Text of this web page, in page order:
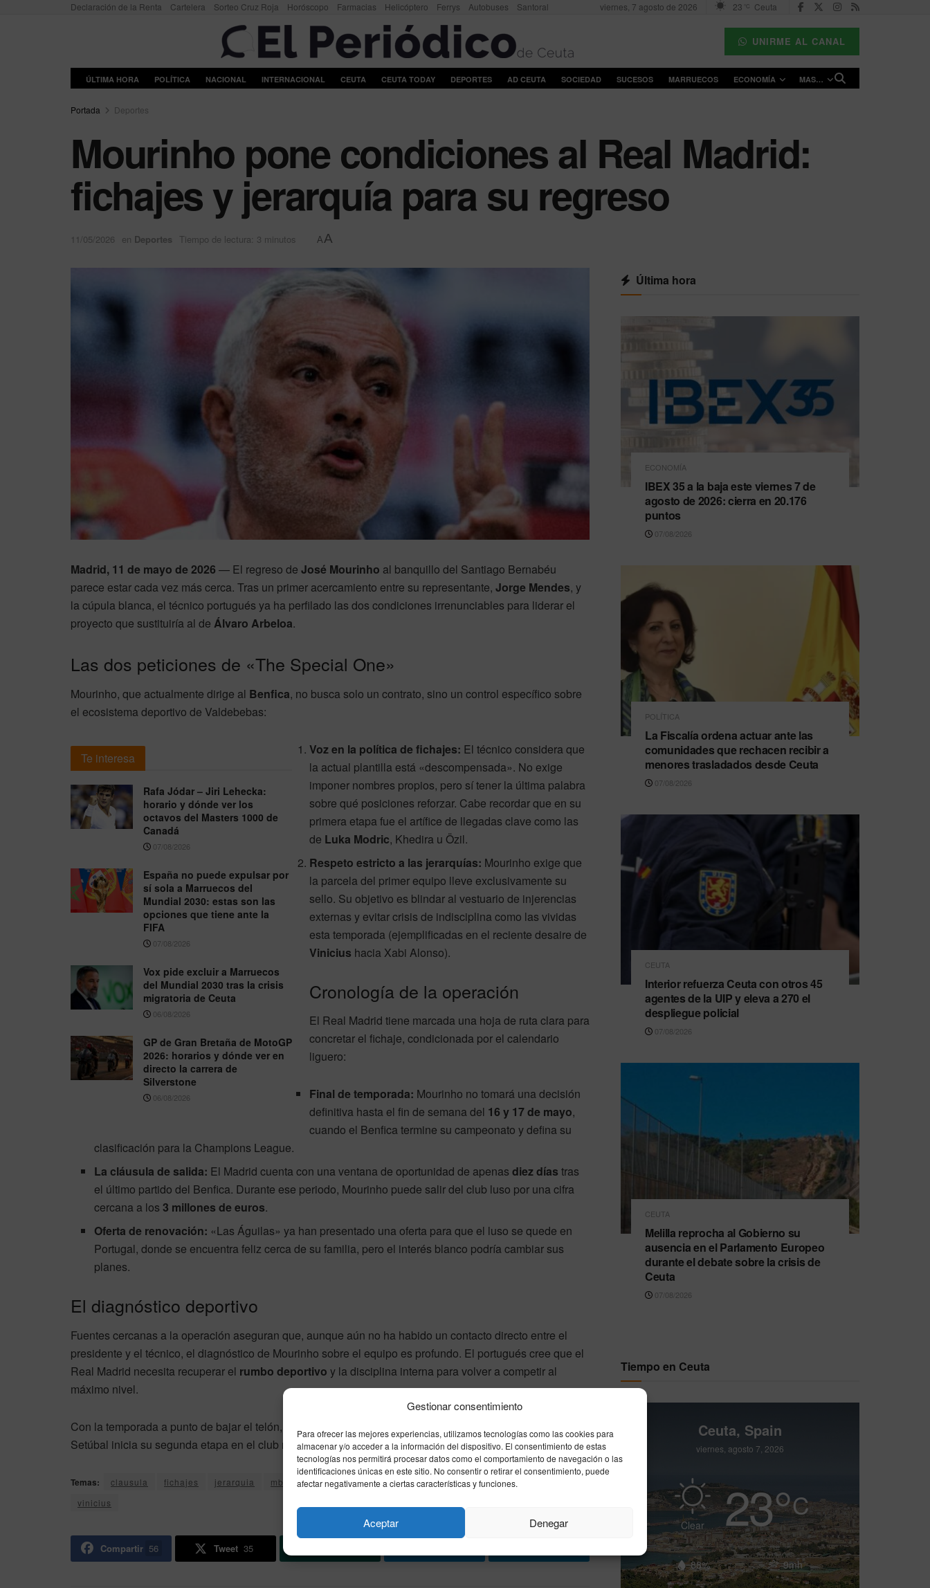
Gestionar consentimiento
Para ofrecer las mejores experiencias, utilizamos tecnologías como las cookies para
almacenar y/o acceder a la información del dispositivo. El consentimiento de estas
tecnologías nos permitirá procesar datos como el comportamiento de navegación o las
identificaciones únicas en este sitio. No consentir o retirar el consentimiento, puede
afectar negativamente a ciertas características y funciones.
Aceptar Denegar
Declaración de la Renta Cartelera Sorteo Cruz Roja Horóscopo Farmacias Helicóptero Ferrys Autobuses Santoral viernes, 7 agosto de 2026 23 °C Ceuta
UNIRME AL CANAL
ÚLTIMA HORA POLÍTICA NACIONAL INTERNACIONAL CEUTA CEUTA TODAY DEPORTES AD CEUTA SOCIEDAD SUCESOS MARRUECOS ECONOMÍA MAS…
Portada Deportes
Mourinho pone condiciones al Real Madrid:
fichajes y jerarquía para su regreso
11/05/2026 en Deportes Tiempo de lectura: 3 minutos AA
Madrid, 11 de mayo de 2026 — El regreso de José Mourinho al banquillo del Santiago Bernabéu
parece estar cada vez más cerca. Tras un primer acercamiento entre su representante, Jorge Mendes, y
la cúpula blanca, el técnico portugués ya ha perfilado las dos condiciones irrenunciables para liderar el
proyecto que sustituiría al de Álvaro Arbeloa.
Las dos peticiones de «The Special One»
Mourinho, que actualmente dirige al Benfica, no busca solo un contrato, sino un control específico sobre
el ecosistema deportivo de Valdebebas:
Te interesa
Rafa Jódar – Jiri Lehecka:
horario y dónde ver los
octavos del Masters 1000 de
Canadá
07/08/2026
España no puede expulsar por
sí sola a Marruecos del
Mundial 2030: estas son las
opciones que tiene ante la
FIFA
07/08/2026
Vox pide excluir a Marruecos
del Mundial 2030 tras la crisis
migratoria de Ceuta
06/08/2026
GP de Gran Bretaña de MotoGP
2026: horarios y dónde ver en
directo la carrera de
Silverstone
06/08/2026
Voz en la política de fichajes: El técnico considera que
la actual plantilla está «descompensada». No exige
imponer nombres propios, pero sí tener la última palabra
sobre qué posiciones reforzar. Cabe recordar que en su
primera etapa fue el artífice de llegadas clave como las
de Luka Modric, Khedira u Özil.
Respeto estricto a las jerarquías: Mourinho exige que
la parcela del primer equipo lleve exclusivamente su
sello. Su objetivo es blindar al vestuario de injerencias
externas y evitar crisis de indisciplina como las vividas
esta temporada (ejemplificadas en el reciente desaire de
Vinicius hacia Xabi Alonso).
Cronología de la operación
El Real Madrid tiene marcada una hoja de ruta clara para
concretar el fichaje, condicionada por el calendario
liguero:
Final de temporada: Mourinho no tomará una decisión
definitiva hasta el fin de semana del 16 y 17 de mayo,
cuando el Benfica termine su campeonato y defina su
clasificación para la Champions League.
La cláusula de salida: El Madrid cuenta con una ventana de oportunidad de apenasdiez días tras
el último partido del Benfica. Durante ese periodo, Mourinho puede salir del club luso por una cifra
cercana a los 3 millones de euros.
Oferta de renovación: «Las Águilas» ya han presentado una oferta para que el luso se quede en
Portugal, donde se encuentra feliz cerca de su familia, pero el interés blanco podría cambiar sus
planes.
El diagnóstico deportivo
Fuentes cercanas a la operación aseguran que, aunque aún no ha habido un contacto directo entre el
presidente y el técnico, el diagnóstico de Mourinho sobre el equipo es profundo. El portugués cree que el
Real Madrid necesita recuperar el rumbo deportivo y la disciplina interna para volver a competir al
máximo nivel.
Con la temporada a punto de bajar el telón, la próxima semana será decisiva para ver si el técnico de
Setúbal inicia su segunda etapa en el club más laureado de Europa.
Temas: clausula fichajes jerarquia mbappe mourinho operacion Real Madrid
regreso
vinicius
Compartir 56 Tweet 35
Última hora
ECONOMÍA
IBEX 35 a la baja este viernes 7 de
agosto de 2026: cierra en 20.176
puntos
07/08/2026
POLÍTICA
La Fiscalía ordena actuar ante las
comunidades que rechacen recibir a
menores trasladados desde Ceuta
07/08/2026
CEUTA
Interior refuerza Ceuta con otros 45
agentes de la UIP y eleva a 270 el
despliegue policial
07/08/2026
CEUTA
Melilla reprocha al Gobierno su
ausencia en el Parlamento Europeo
durante el debate sobre la crisis de
Ceuta
07/08/2026
Tiempo en Ceuta
Ceuta, Spain
viernes, agosto 7, 2026
Clear 23°C
88% 9mh